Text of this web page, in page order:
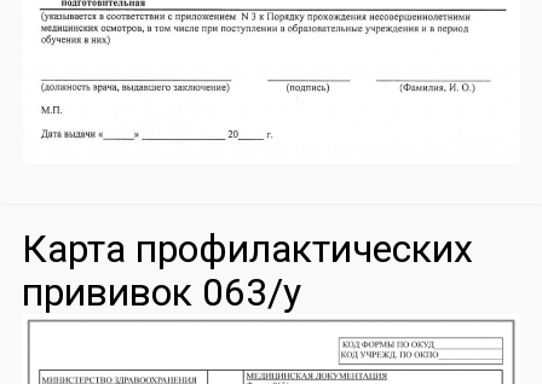
Карта профилактических
прививок 063/у